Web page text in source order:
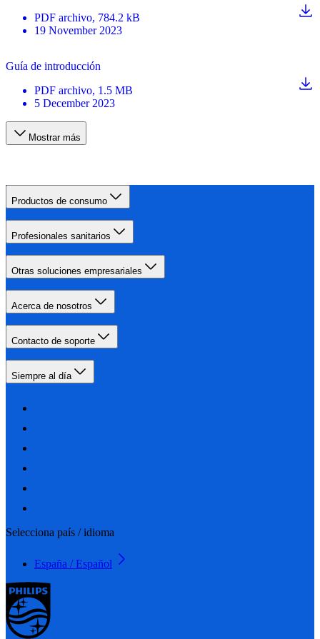
PDF archivo, 784.2 kB
19 November 2023
Guía de introducción
PDF archivo, 1.5 MB
5 December 2023
Mostrar más
Productos de consumo
Profesionales sanitarios
Otras soluciones empresariales
Acerca de nosotros
Contacto de soporte
Siempre al día
Selecciona país / idioma
España / Español